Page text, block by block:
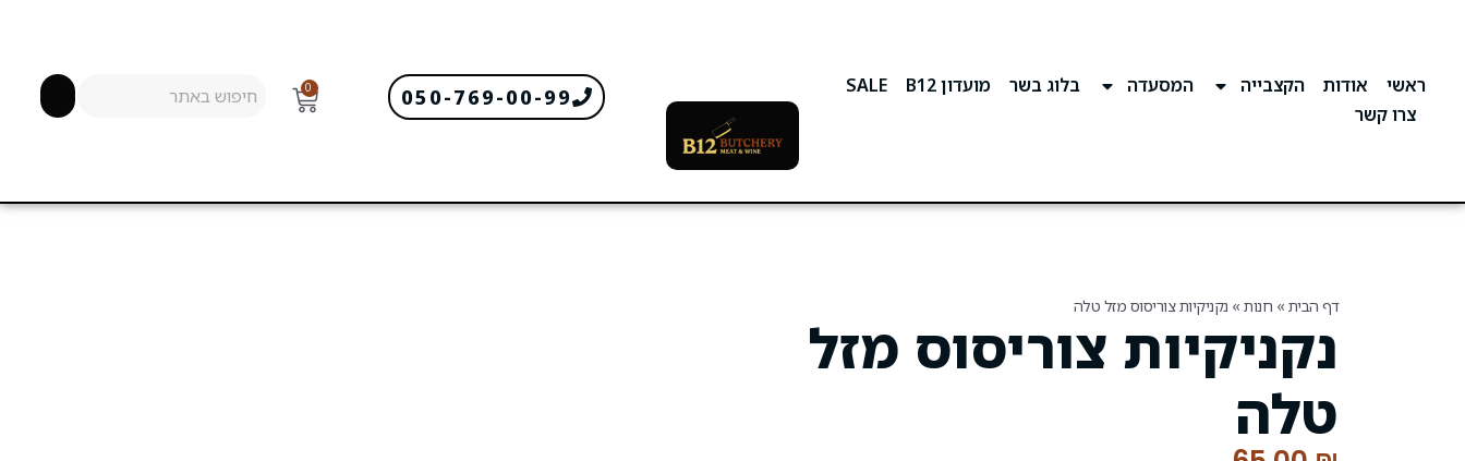
ראשי אודות הקצבייה המסעדה בלוג בשר מועדון B12
SALE
צרו קשר
050-769-00-99
0
דף הבית » חנות» נקניקיות צוריסוס מזל טלה
נקניקיות צוריסוס מזל
טלה